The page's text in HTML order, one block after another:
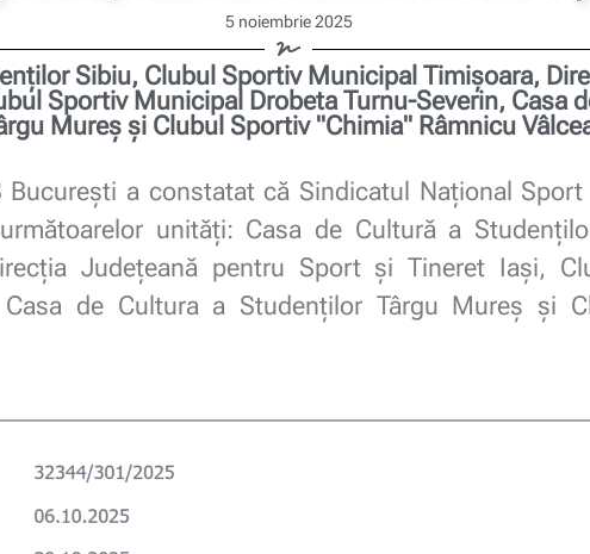
5 noiembrie 2025
Sibiu, Clubul Sportiv Municipal Timişoara,
Sportiv Municipal Drobeta Turnu-Severin, Casa
Mureş și Clubul Sportiv "Chimia" Râmnicu
a constatat că Sindicatul Național
unități: Casa de Cultură a
Judeţeană pentru Sport şi Tineret Iaşi,
Casa de Cultura a Studenţilor Târgu Mureş și